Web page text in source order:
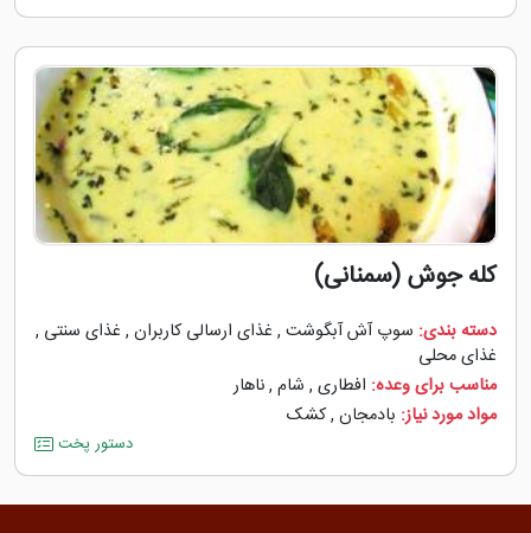
کله جوش (سمنانی)
دسته بندی: سوپ آش آبگوشت , غذای ارسالی کاربران , غذای سنتی ,
غذای محلی
مناسب برای وعده: افطاری , شام ,ناهار
مواد مورد نیاز: بادمجان ,کشک
دستور پخت